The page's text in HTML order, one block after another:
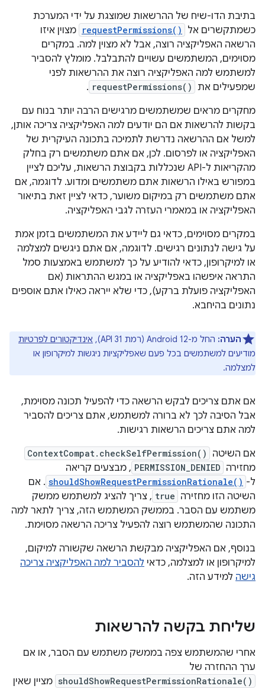
בתיבת הדו-שיח של ההרשאות שמוצגת על ידי המערכת
כשמתקשרים אל
requestPermissions() מצוין איזו
הרשאה האפליקציה רוצה, אבל לא מצוין למה. במקרים
מסוימים, המשתמשים עשויים להתבלבל. מומלץ להסביר
למשתמש למה האפליקציה רוצה את ההרשאות לפני
שמפעילים את requestPermissions()
.
מחקרים מראים שמשתמשים מרגישים הרבה יותר בנוח עם
בקשות להרשאות אם הם יודעים למה האפליקציה צריכה אותן,
למשל אם ההרשאה נדרשת לתמיכה בתכונה העיקרית של
האפליקציה או לפרסום. לכן, אם אתם משתמשים רק בחלק
מהקריאות ל-API שנכללות בקבוצת הרשאות, עליכם לציין
במפורש באילו הרשאות אתם משתמשים ומדוע. לדוגמה, אם
אתם משתמשים רק במיקום משוער, כדאי לציין זאת בתיאור
האפליקציה או במאמרי העזרה לגבי האפליקציה.
במקרים מסוימים, כדאי גם ליידע את המשתמשים בזמן אמת
על גישה לנתונים רגישים. לדוגמה, אם אתם ניגשים למצלמה
או למיקרופון, כדאי להודיע על כך למשתמש באמצעות סמל
התראה איפשהו באפליקציה או במגש ההתראות (אם
האפליקציה פועלת ברקע), כדי שלא ייראה כאילו אתם אוספים
נתונים בהיחבא.
הערה: החל מ-Android 12 (רמת API 31),
אינדיקטורים לפרטיות
מודיעים למשתמשים בכל פעם שאפליקציות ניגשות למיקרופון או
למצלמה.
אם אתם צריכים לבקש הרשאה כדי להפעיל תכונה מסוימת,
אבל הסיבה לכך לא ברורה למשתמש, אתם צריכים להסביר
למה אתם צריכים הרשאות רגישות.
אם השיטה
ContextCompat.checkSelfPermission()
מחזירה PERMISSION_DENIED , מבצעים קריאה
ל- shouldShowRequestPermissionRationale() . אם
השיטה הזו מחזירה true , צריך להציג למשתמש ממשק
משתמש עם הסבר. בממשק המשתמש הזה, צריך לתאר למה
התכונה שהמשתמש רוצה להפעיל צריכה הרשאה מסוימת.
בנוסף, אם האפליקציה מבקשת הרשאה שקשורה למיקום,
למיקרופון או למצלמה, כדאי להסביר למה האפליקציה צריכה
גישה למידע הזה.
שליחת בקשה להרשאות
אחרי שהמשתמש צפה בממשק משתמש עם הסבר, או אם
ערך ההחזרה של
shouldShowRequestPermissionRationale() מציין שאין